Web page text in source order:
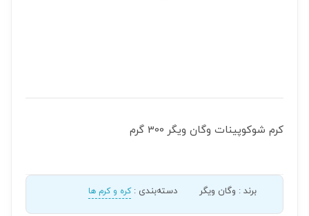
کرم شوکوپینات وگان ویگر 300 گرم
برند: وگان ویگر دسته‌بندی :کره و کرم ها